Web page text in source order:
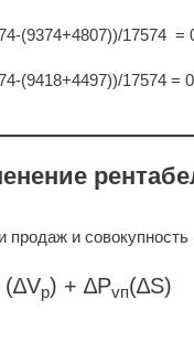
(9374+4807))/17574 =
(9418+4497))/17574 =
и
(∆Vp) + ∆Pvп(∆S)